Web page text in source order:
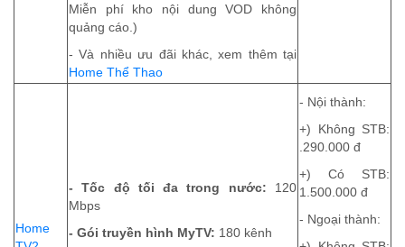
Miễn phí kho nội dung VOD không
quảng cáo.)
- Và nhiều ưu đãi khác, xem thêm tại
Home Thể Thao
Home
- Tốc độ tối đa trong nước: 120
Mbps
- Gói truyền hình MyTV: 180 kênh
- Nội thành:
+) Không STB:
.290.000 đ
+) Có STB:
1.500.000 đ
- Ngoại thành: